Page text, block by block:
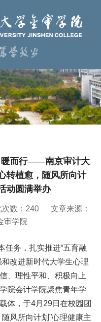
WebVPN
暖而行——南京审计大
转植愈，随风所向计
动圆满举办
数： 240
文章来源：
审学院
务，扎实推进“五育融
改进新时代大学生心理
、理性平和、积极向上
院会计学院聚焦青年学
体，于4月29日在校园团
风所向计划”心理健康主